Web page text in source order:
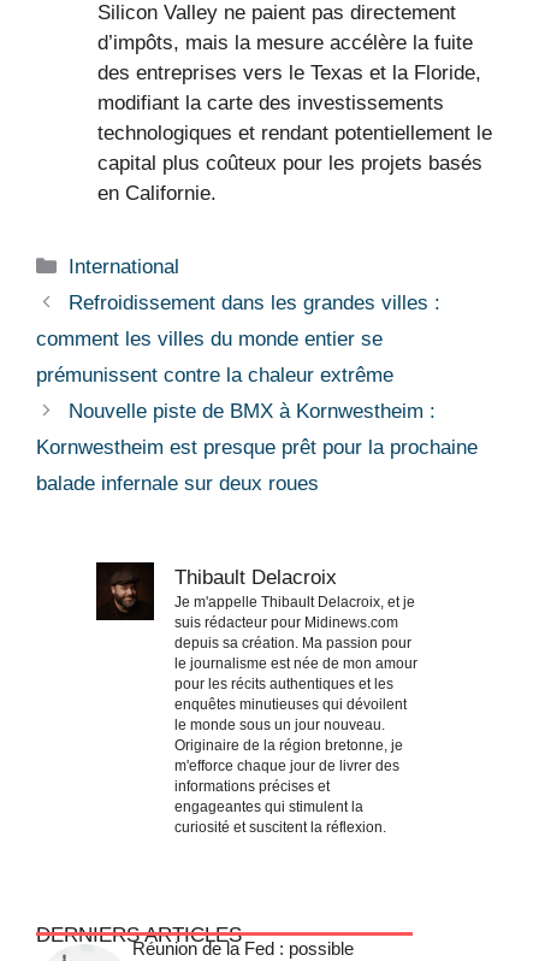
Silicon Valley ne paient pas directement
d’impôts, mais la mesure accélère la fuite
des entreprises vers le Texas et la Floride,
modifiant la carte des investissements
technologiques et rendant potentiellement le
capital plus coûteux pour les projets basés
en Californie.
Catégories
International
Refroidissement dans les grandes villes :
comment les villes du monde entier se
prémunissent contre la chaleur extrême
Nouvelle piste de BMX à Kornwestheim :
Kornwestheim est presque prêt pour la prochaine
balade infernale sur deux roues
Thibault Delacroix
Je m'appelle Thibault Delacroix, et je
suis rédacteur pour Midinews.com
depuis sa création. Ma passion pour
le journalisme est née de mon amour
pour les récits authentiques et les
enquêtes minutieuses qui dévoilent
le monde sous un jour nouveau.
Originaire de la région bretonne, je
m'efforce chaque jour de livrer des
informations précises et
engageantes qui stimulent la
curiosité et suscitent la réflexion.
DERNIERS ARTICLES
Réunion de la Fed : possible